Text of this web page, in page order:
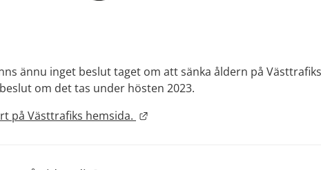
ännu inget beslut taget om att sänka åldern på
om det tas under hösten 2023.
på Västtrafiks hemsida.